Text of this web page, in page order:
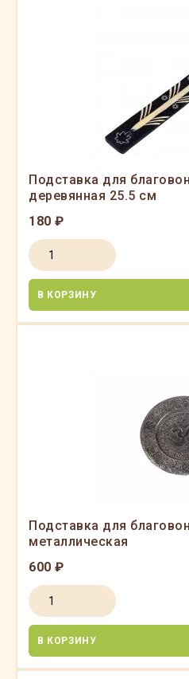
Подставка для
деревянная 25.5 см
180 ₽
В КОРЗИНУ
Подставка для
металлическая
600 ₽
В КОРЗИНУ